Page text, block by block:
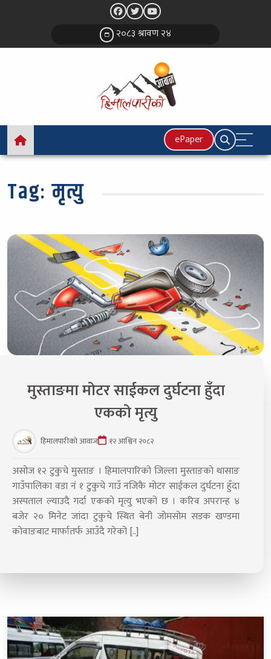
२०८३ श्रावण २४
ePaper
Tag:मृत्यु
मुस्ताङमा मोटर साईकल दुर्घटना हुँदा
एकको मृत्यु
हिमालपारीको आवाज १२ आश्विन २०८२
असोज १२ टुकुचे मुस्ताङ । हिमालपारिको जिल्ला मुस्ताङको थासाङ
गाउँपालिका वडा नंं १ टुकुचे गाउँ नजिकै मोटर साईकल दुर्घटना हुँदा
अस्पताल ल्याउदै गर्दा एककाे मृत्यु भएको छ । करिव अपरान्ह ४
बजेर २० मिनेट जांदा टुकुचे स्थित बेनी जोमसोम सडक खण्डमा
कोवाङबाट मार्फातर्फ आउँदै गरेको [..]